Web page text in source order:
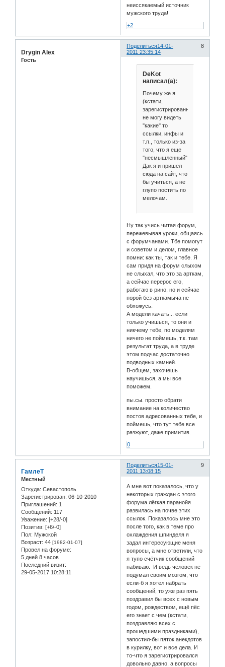
неиссякаемый источник
мужского труда!
+2
Поделиться 8
14-01-
2011 23:35:14
Drygin Alex
Гость
DeKot
написал(а):
Почему же я
(кстати,
зарегистрированный)
не могу видеть
"какие" то
ссылки, инфы и
т.п., только из-за
того, что я еще
"несмышленный".
Дак я и пришел
сюда на сайт, что
бы учиться, а не
глупо постить по
мелочам.
Ну так учись читая форум,
пережевывая уроки, общаясь
с форумчанами. Тбе помогут
и советом и делом, главное
помни: как ты, так и тебе. Я
сам придя на форум слыхом
не слыхал, что это за арткам,
а сейчас перерос его,
работаю в рино, но и сейчас
порой без арткамыча не
обхожусь.
А модели качать... если
только учишься, то они и
никчему тебе, по моделям
ничего не поймешь, т.к. там
результат труда, а в труде
этом подчас достаточно
подводных камней.
В-общем, захочешь
научишься, а мы все
поможем.
пы.сы. просто обрати
внимание на количество
постов адресованных тебе, и
поймешь, что тут тебе все
разжуют, даже примитив.
0
Поделиться 9
15-01-
2011 13:08:15
ГамлеТ
Местный
Откуда: Севастополь
Зарегистрирован: 06-10-2010
Приглашений: 1
Сообщений: 117
Уважение: [+28/-0]
Позитив: [+6/-0]
Пол: Мужской
Возраст: 44 [1982-01-07]
Провел на форуме:
5 дней 8 часов
Последний визит:
29-05-2017 10:28:11
А мне вот показалось, что у
некоторых граждан с этого
форума лёгкая паранойя
развилась на почве этих
ссылок. Показалось мне это
после того, как в теме про
охлаждения шпинделя я
задал интересующие меня
вопросы, а мне ответили, что
я тупо счётчик сообщений
набиваю. И ведь человек не
подумал своим мозгом, что
если-б я хотел набрать
сообщений, то уже раз пять
поздравил бы всех с новым
годом, рождеством, ещё пёс
его знает с чем (кстати,
поздравляю всех с
прошедшими праздниками),
запостил-бы пяток анекдотов
в курилку, вот и все дела. И
то-что я зарегистрировался
довольно давно, а вопросы